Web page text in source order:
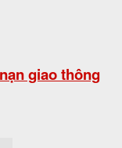
giao thông